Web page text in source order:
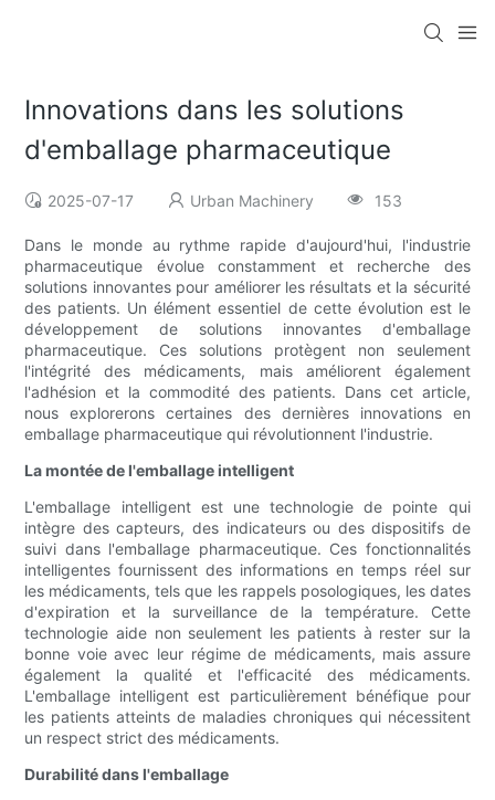
Innovations dans les solutions
d'emballage pharmaceutique
2025-07-17 Urban Machinery 153
Dans le monde au rythme rapide d'aujourd'hui, l'industrie
pharmaceutique évolue constamment et recherche des
solutions innovantes pour améliorer les résultats et la sécurité
des patients. Un élément essentiel de cette évolution est le
développement de solutions innovantes d'emballage
pharmaceutique. Ces solutions protègent non seulement
l'intégrité des médicaments, mais améliorent également
l'adhésion et la commodité des patients. Dans cet article,
nous explorerons certaines des dernières innovations en
emballage pharmaceutique qui révolutionnent l'industrie.
La montée de l'emballage intelligent
L'emballage intelligent est une technologie de pointe qui
intègre des capteurs, des indicateurs ou des dispositifs de
suivi dans l'emballage pharmaceutique. Ces fonctionnalités
intelligentes fournissent des informations en temps réel sur
les médicaments, tels que les rappels posologiques, les dates
d'expiration et la surveillance de la température. Cette
technologie aide non seulement les patients à rester sur la
bonne voie avec leur régime de médicaments, mais assure
également la qualité et l'efficacité des médicaments.
L'emballage intelligent est particulièrement bénéfique pour
les patients atteints de maladies chroniques qui nécessitent
un respect strict des médicaments.
Durabilité dans l'emballage